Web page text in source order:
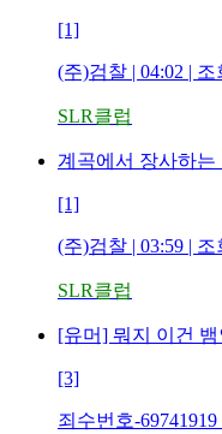
[1]
(주)검찰 | 04:02 | 조
SLR클럽
계곡에서 장사하는
[1]
(주)검찰 | 03:59 | 조
SLR클럽
[유머] 뭐지 이건 뱀
[3]
죄수번호-69741919